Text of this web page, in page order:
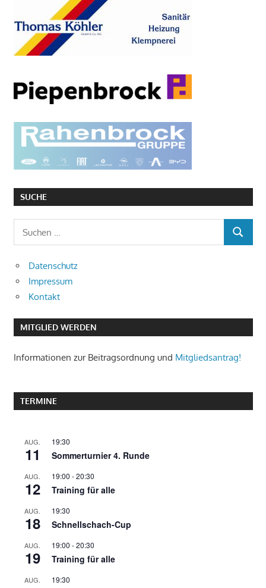
SUCHE
SUCHEN
Datenschutz
Impressum
Kontakt
MITGLIED WERDEN
Informationen zur Beitragsordnung und Mitgliedsantrag!
TERMINE
AUG.
11
19:30
Sommerturnier 4. Runde
AUG.
12
19:00 -20:30
Training für alle
AUG.
18
19:30
Schnellschach-Cup
AUG.
19
19:00 -20:30
Training für alle
AUG. 19:30